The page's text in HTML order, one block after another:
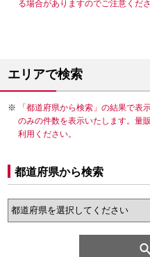
る場合がありますのでご注意くださ
エリアで検索
「都道府県から検索」の結果で
のみの件数を表示いたします。量
利用ください。
都道府県から検索